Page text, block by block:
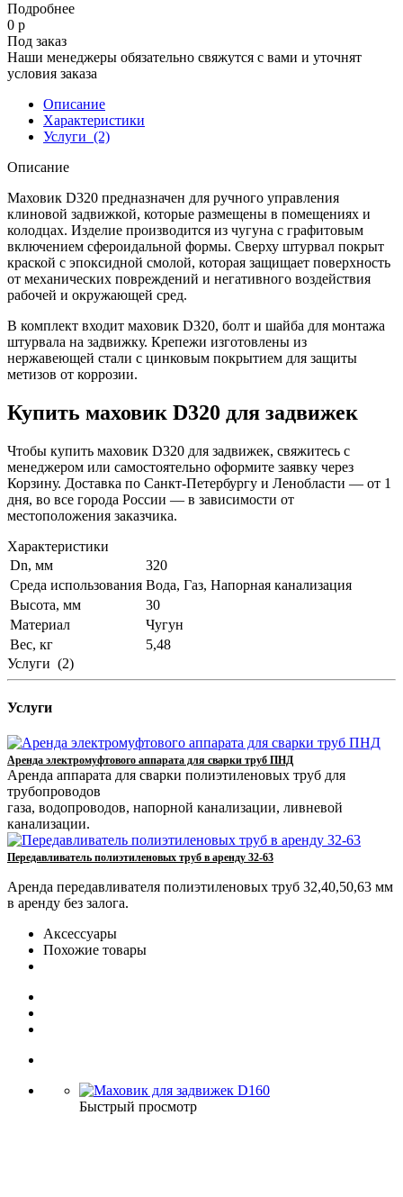
Подробнее
0 р
Под заказ
Наши менеджеры обязательно свяжутся с вами и уточнят
условия заказа
Описание
Характеристики
Услуги (2)
Описание
Маховик D320 предназначен для ручного управления
клиновой задвижкой, которые размещены в помещениях и
колодцах. Изделие производится из чугуна с графитовым
включением сфероидальной формы. Сверху штурвал покрыт
краской с эпоксидной смолой, которая защищает поверхность
от механических повреждений и негативного воздействия
рабочей и окружающей сред.
В комплект входит маховик D320, болт и шайба для монтажа
штурвала на задвижку. Крепежи изготовлены из
нержавеющей стали с цинковым покрытием для защиты
метизов от коррозии.
Купить маховик D320 для задвижек
Чтобы купить маховик D320 для задвижек, свяжитесь с
менеджером или самостоятельно оформите заявку через
Корзину. Доставка по Санкт-Петербургу и Ленобласти — от 1
дня, во все города России — в зависимости от
местоположения заказчика.
Характеристики
Dn, мм
320
Среда использования Вода, Газ, Напорная канализация
Высота, мм
30
Материал
Чугун
Вес, кг
5,48
Услуги (2)
Услуги
Аренда электромуфтового аппарата для сварки труб ПНД
Аренда аппарата для сварки полиэтиленовых труб для
трубопроводов
газа, водопроводов, напорной канализации, ливневой
канализации.
Передавливатель полиэтиленовых труб в аренду 32-63
Аренда передавливателя полиэтиленовых труб 32,40,50,63 мм
в аренду без залога.
Аксессуары
Похожие товары
Быстрый просмотр